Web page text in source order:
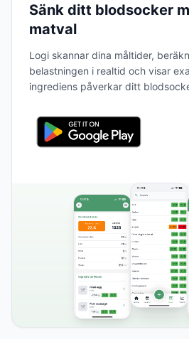
Sänk ditt blodsocker
matval
Logi skannar dina måltider,
belastningen i realtid och visar
ingrediens påverkar ditt